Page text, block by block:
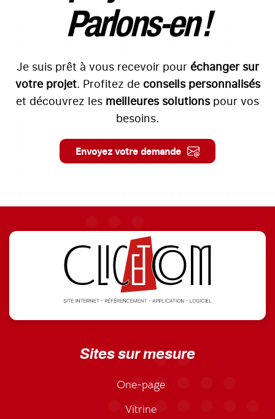
Parlons-en !
Je suis prêt à vous recevoir pour échanger sur
votre projet. Profitez de conseils personnalisés
et découvrez les meilleures solutionspour vos
besoins.
Envoyez votre demande
Sites sur mesure
One-page
Vitrine